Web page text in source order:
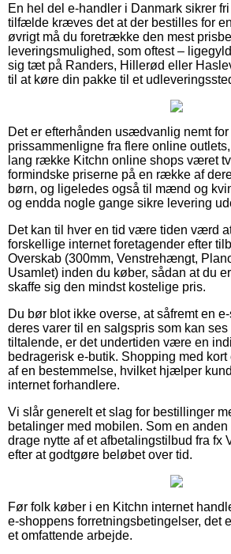
En hel del e-handler i Danmark sikrer
tilfælde kræves det at der bestilles for en
øvrigt må du foretrække den mest
leveringsmulighed, som oftest –
sig tæt på Randers, Hillerød eller
til at køre din pakke til et
Det er efterhånden usædvanlig nemt
prissammenligne fra flere online
lang række Kitchn online shops været
formindske priserne på en række af
børn, og ligeledes også til mænd og
og endda nogle gange sikre levering
Det kan til hver en tid være tiden værd
forskellige internet foretagender efter
Overskab (300mm, Venstrehængt,
Usamlet) inden du køber, sådan at du
skaffe sig den mindst kostelige pris.
Du bør blot ikke overse, at såfremt en
deres varer til en salgspris som kan
tiltalende, er det undertiden være en
bedragerisk e-butik. Shopping med kort
af en bestemmelse, hvilket hjælper
internet forhandlere.
Vi slår generelt et slag for bestillinger
betalinger med mobilen. Som en
drage nytte af et afbetalingstilbud fra fx
efter at godtgøre beløbet over tid.
Før folk køber i en Kitchn internet
e-shoppens forretningsbetingelser, det
et omfattende arbejde.